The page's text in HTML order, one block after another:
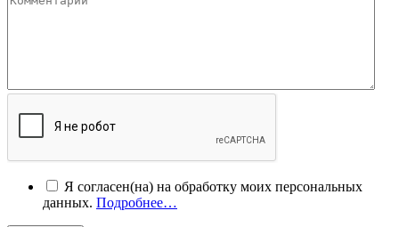
Я согласен(на) на обработку моих персональных
данных. Подробнее…